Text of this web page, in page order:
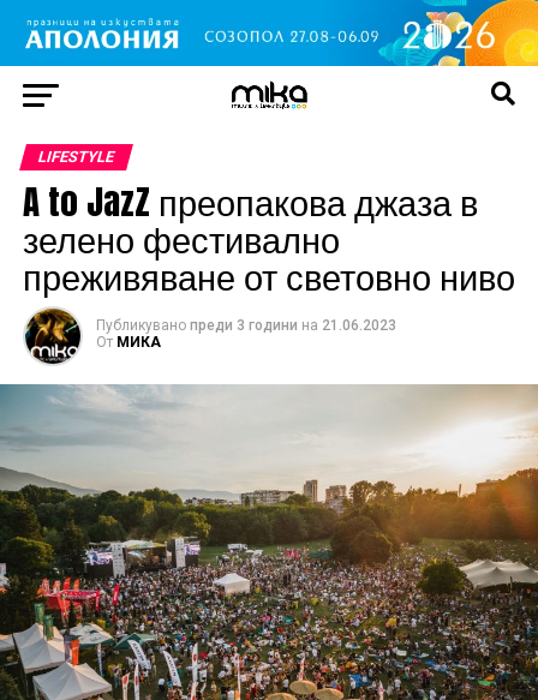
LIFESTYLE
A to JazZ преопакова джаза в
зелено фестивално
преживяване от световно ниво
Публикувано преди 3 години на 21.06.2023
От МИКА